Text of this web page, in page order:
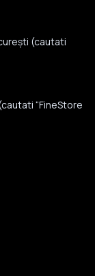
(cautati
“FineStore